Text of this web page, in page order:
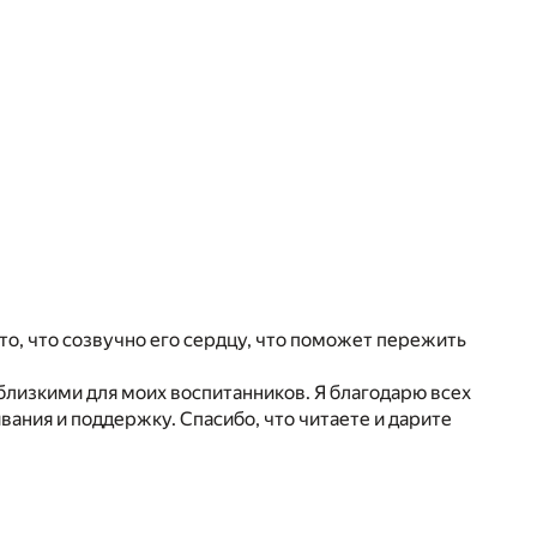
что созвучно его сердцу, что поможет пережить
для моих воспитанников. Я благодарю всех
и поддержку. Спасибо, что читаете и дарите